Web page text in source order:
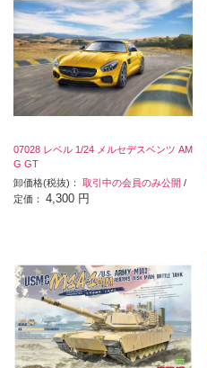
07028 レベル 1/24 メルセデスベンツ AM
G GT
卸価格(税抜)： 取引中の会員のみ公開 /
定価： 4,300 円